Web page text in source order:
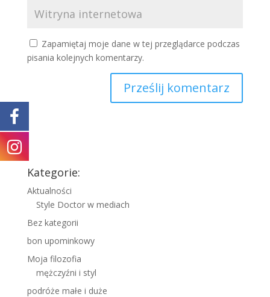
Zapamiętaj moje dane w tej przeglądarce podczas
pisania kolejnych komentarzy.
Kategorie:
Aktualności
Style Doctor w mediach
Bez kategorii
bon upominkowy
Moja filozofia
mężczyźni i styl
podróże małe i duże